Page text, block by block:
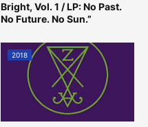
Bright, Vol. 1 / LP: No Past.
No Future. No Sun.”
2018